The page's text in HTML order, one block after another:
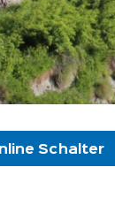
Schalter